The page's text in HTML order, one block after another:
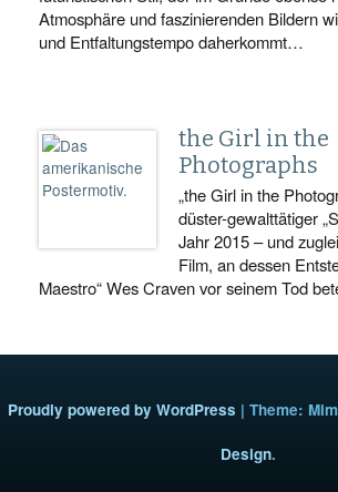
Atmosphäre und faszinierenden Bildern
und Entfaltungstempo daherkommt…
the Girl in the
Photographs
„the Girl in the
düster-gewalttätiger
Jahr 2015 – und
Film, an dessen
Maestro“ Wes Craven vor seinem Tod
Proudly powered by WordPress | Theme:
Design.